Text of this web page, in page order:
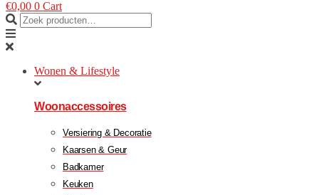
€0,00 0 Cart
Wonen & Lifestyle
Woonaccessoires
Versiering & Decoratie
Kaarsen & Geur
Badkamer
Keuken